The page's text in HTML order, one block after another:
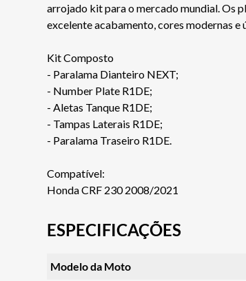
arrojado kit para o mercado mundial. Os
excelente acabamento, cores modernas
Kit Composto
- Paralama Dianteiro NEXT;
- Number Plate R1DE;
- Aletas Tanque R1DE;
- Tampas Laterais R1DE;
- Paralama Traseiro R1DE.
Compatível:
Honda CRF 230 2008/2021
ESPECIFICAÇÕES
Modelo da Moto